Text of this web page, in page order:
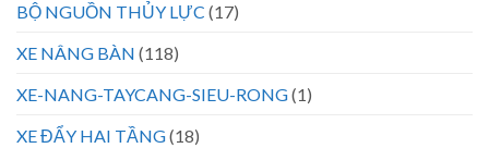
BỘ NGUỒN THỦY LỰC (17)
XE NÂNG BÀN (118)
XE-NANG-TAYCANG-SIEU-RONG(1)
XE ĐẨY HAI TẦNG(18)